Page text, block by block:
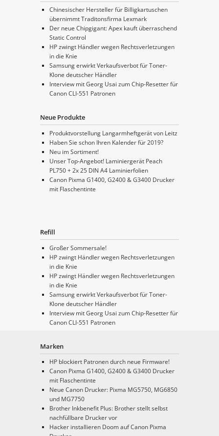
Chinesischer Hersteller für Billigkartuschen
übernimmt Traditonsfirma Lexmark
Der neue Chipgigant: Apex kauft überraschend
Static Control
HP zwingt Händler wegen Rechtsverletzungen
in die Knie
Samsung erwirkt Verkaufsverbot für Toner-
Klone deutscher Händler
Interview mit Georg Usai zum Chip-Resetter für
Canon CLI-551 Patronen
Neue Produkte
Produktvorstellung Langarmheftgerät von Leitz
Haben Sie schon Ihren Kalender für 2019?
Neu im Sortiment!
Unser Top-Angebot! Laminiergerät Peach
PL750 + 2x 25 DIN A4 Laminierfolien
Canon Pixma G1400, G2400 & G3400 Drucker
mit Flaschentinte
Refill
Großer Sommersale!
HP zwingt Händler wegen Rechtsverletzungen
in die Knie
HP zwingt Händler wegen Rechtsverletzungen
in die Knie
Samsung erwirkt Verkaufsverbot für Toner-
Klone deutscher Händler
Interview mit Georg Usai zum Chip-Resetter für
Canon CLI-551 Patronen
Marken
HP blockiert Patronen durch neue Firmware!
Canon Pixma G1400, G2400 & G3400 Drucker
mit Flaschentinte
Neue Canon Drucker: Pixma MG5750, MG6850
und MG7750
Brother Inkbenefit Plus: Brother stellt selbst
nachfüllbare Drucker vor
Hacker installieren Doom auf Canon Pixma